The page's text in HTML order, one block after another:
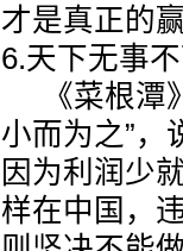
才是真正的
6.天下无事
《菜根潭
小而为之”，
因为利润少
样在中国，